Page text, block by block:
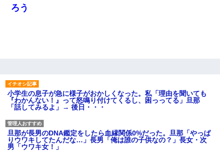
ろう
小学生の息子が急に様子がおかしくなった。私「理由を聞いても
『わかんない！』って怒鳴り付けてくるし、困っってる」旦那
「話してみるよ」→ 後日・・・
旦那が長男のDNA鑑定をしたら血縁関係0%だった。旦那「やっぱ
りウワキしてたんだな…」長男「俺は誰の子供なの？」長女・次
男「ウワキ女！」